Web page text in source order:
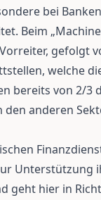
bei
Beim
gefolgt
welche
bereits von 2/3
anderen
Unterstützung
geht hier in